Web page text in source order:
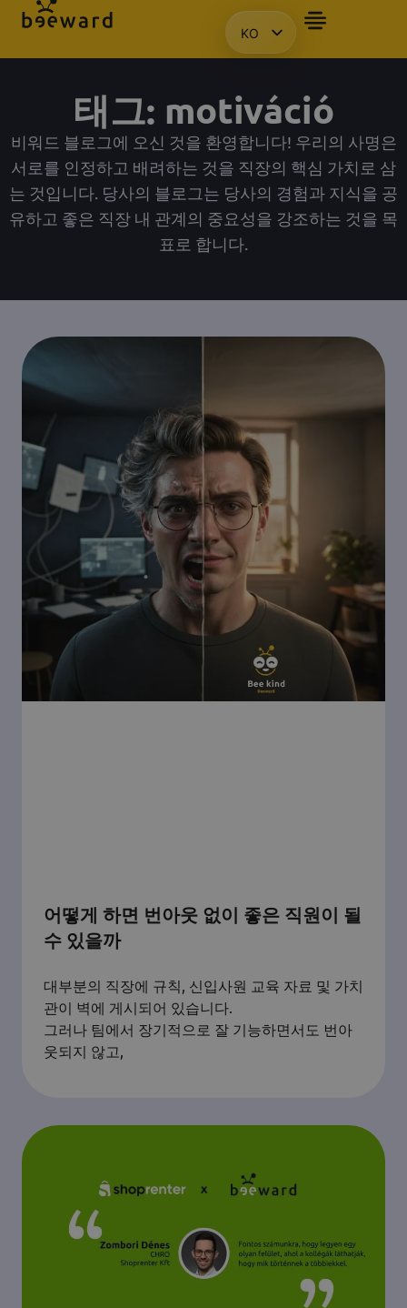
KO
HU
PL
태그: motiváció
비워드 블로그에 오신 것을 환영합니다! 우리의 사명은
서로를 인정하고 배려하는 것을 직장의 핵심 가치로 삼
는 것입니다. 당사의 블로그는 당사의 경험과 지식을 공
유하고 좋은 직장 내 관계의 중요성을 강조하는 것을 목
표로 합니다.
어떻게 하면 번아웃 없이 좋은 직원이 될
수 있을까
대부분의 직장에 규칙, 신입사원 교육 자료 및 가치
관이 벽에 게시되어 있습니다.
그러나 팀에서 장기적으로 잘 기능하면서도 번아
웃되지 않고,